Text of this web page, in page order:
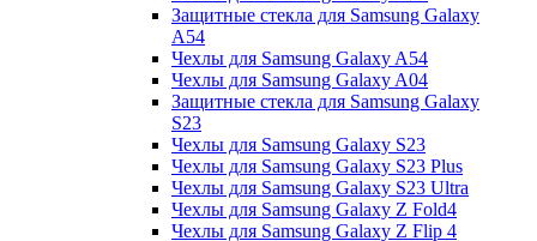
Защитные стекла для Samsung Galaxy
A54
Чехлы для Samsung Galaxy A54
Чехлы для Samsung Galaxy A04
Защитные стекла для Samsung Galaxy
S23
Чехлы для Samsung Galaxy S23
Чехлы для Samsung Galaxy S23 Plus
Чехлы для Samsung Galaxy S23 Ultra
Чехлы для Samsung Galaxy Z Fold4
Чехлы для Samsung Galaxy Z Flip 4